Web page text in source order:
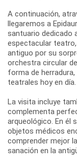
A continuación,
llegaremos a
santuario dedicado
espectacular
antiguo por su
orchestra circular
forma de
teatrales hoy en día.
La visita incluye
complementa
arqueológico. En él
objetos médicos
comprender mejor
sanación en la